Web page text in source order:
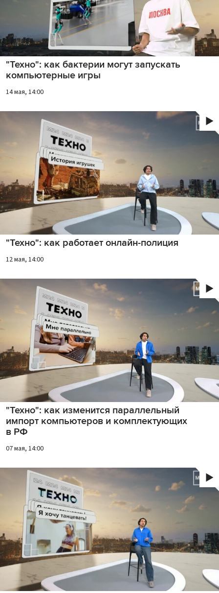
"Техно": как бактерии могут запускать
компьютерные игры
14 мая, 14:00
"Техно": как работает онлайн-полиция
12 мая, 14:00
"Техно": как изменится параллельный
импорт компьютеров и комплектующих
в РФ
07 мая, 14:00